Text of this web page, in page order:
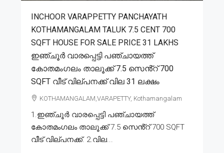
INCHOOR VARAPPETTY PANCHAYATH
KOTHAMANGALAM TALUK 7.5 CENT 700
SQFT HOUSE FOR SALE PRICE 31 LAKHS
ഇഞ്ചൂർ വാരപ്പെട്ടി പഞ്ചായത്ത്
കോതമംഗലം താലൂക്ക് 7.5 സെൻ്റ് 700
SQFT വീട് വില്പനക്ക് വില 31 ലക്ഷം
KOTHAMANGALAM,VARAPETTY, Kothamangalam
1.ഇഞ്ചൂർ വാരപ്പെട്ടി പഞ്ചായത്ത്
കോതമംഗലം താലൂക്ക് 7.5 സെൻ്റ് 700 SQFT
വീട് വില്പനക്ക്. 2.വില...